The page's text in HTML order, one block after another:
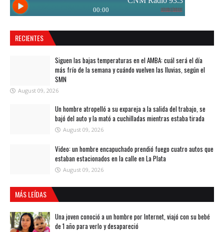
RECIENTES
Siguen las bajas temperaturas en el AMBA: cuál será el día
más frío de la semana y cuándo vuelven las lluvias, según el
SMN
August 09, 2026
Un hombre atropelló a su expareja a la salida del trabajo, se
bajó del auto y la mató a cuchilladas mientras estaba tirada
August 09, 2026
Video: un hombre encapuchado prendió fuego cuatro autos que
estaban estacionados en la calle en La Plata
August 09, 2026
MÁS LEÍDAS
Una joven conoció a un hombre por Internet, viajó con su bebé
de 1 año para verlo y desapareció